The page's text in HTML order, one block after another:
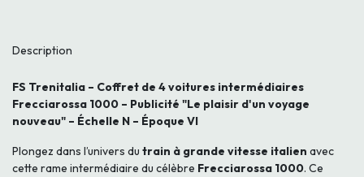
Description
FS Trenitalia – Coffret de 4 voitures intermédiaires
Frecciarossa 1000 – Publicité "Le plaisir d'un voyage
nouveau" – Échelle N – Époque VI
Plongez dans l’univers du train à grande vitesse italien avec
cette rame intermédiaire du célèbre Frecciarossa 1000. Ce